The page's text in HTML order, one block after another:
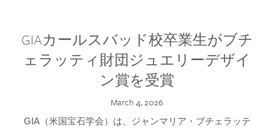
GIAカールスバッド校卒業生がブチ
ェラッティ財団ジュエリーデザイ
ン賞を受賞
March 4, 2026
GIA（米国宝石学会）は、ジャンマリア・ブチェラッテ